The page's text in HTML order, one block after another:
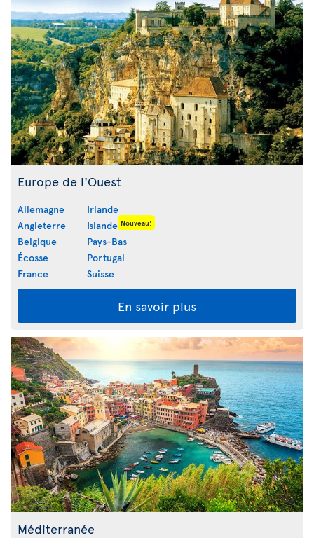
Europe de l'Ouest
Allemagne
Angleterre
Belgique
Écosse
France
Irlande
Islande Nouveau!
Pays-Bas
Portugal
Suisse
En savoir plus
Méditerranée